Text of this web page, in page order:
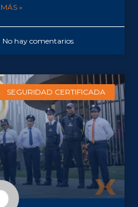
»
No hay comentarios
SEGURIDAD CERTIFICADA